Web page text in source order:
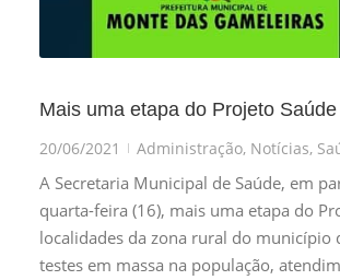
Mais uma etapa do Projeto
20/06/2021 | Administração, Notícias,
A Secretaria Municipal de Saúde, em
quarta-feira (16), mais uma etapa do
localidades da zona rural do município
testes em massa na população,